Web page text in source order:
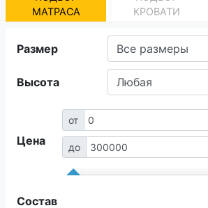
О компании
Доставка по городу
МАТРАСА
КРОВАТИ
Размер
Высота
Цена
от
до
Состав